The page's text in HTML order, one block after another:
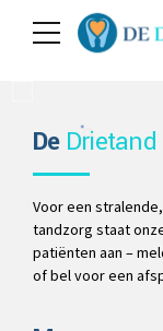
DeDrietand
Voor een
tandzorg staat
patiënten aan –
of bel voor een